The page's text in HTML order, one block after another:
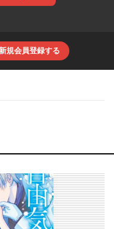
規会員登録する